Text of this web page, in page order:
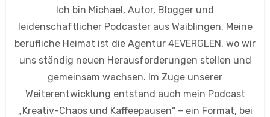
Ich bin Michael, Autor, Blogger und
leidenschaftlicher Podcaster aus Waiblingen. Meine
berufliche Heimat ist die Agentur 4EVERGLEN, wo wir
uns ständig neuen Herausforderungen stellen und
gemeinsam wachsen. Im Zuge unserer
Weiterentwicklung entstand auch mein Podcast
„Kreativ-Chaos und Kaffeepausen“ – ein Format, bei